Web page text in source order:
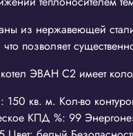
из нержавеющей
позволяет
ЭВАН С2 имеет
150 кв. м. Кол-во
КПД %: 99